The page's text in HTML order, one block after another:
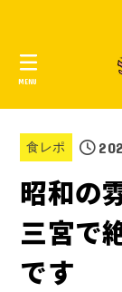
MENU
食レポ
昭和の
三宮で
です